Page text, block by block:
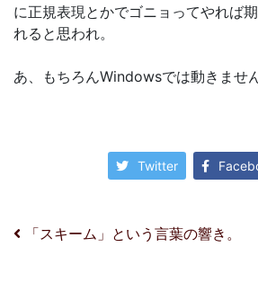
に正規表現とかでゴニョってやれば
れると思われ。
あ、もちろんWindowsでは動きませ
Twitter
投稿ナビゲーショ
「スキーム」という言葉の響き。